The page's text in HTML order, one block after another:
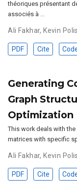
théoriques présentant
associés à …
Ali Fakhar, Kevin
PDF Cite
Generating
Graph
Optimization
This work deals with
matrices with specific
Ali Fakhar, Kevin
PDF Cite